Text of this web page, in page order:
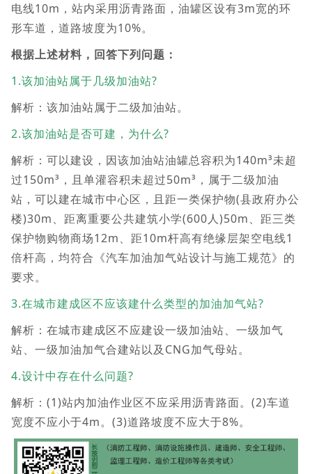
电线10m，站内采用沥青路面，油罐区设有3m宽的环
形车道，道路坡度为10%。
根据上述材料，回答下列问题：
1.该加油站属于几级加油站?
解析：该加油站属于二级加油站。
2.该加油站是否可建，为什么?
解析：可以建设，因该加油站油罐总容积为140m³未超
过150m³，且单灌容积未超过50m³，属于二级加油
站，可以建在城市中心区，且距一类保护物(县政府办公
楼)30m、距离重要公共建筑小学(600人)50m、距三类
保护物购物商场12m、距10m杆高有绝缘层架空电线1
倍杆高，均符合《汽车加油加气站设计与施工规范》的
要求。
3.在城市建成区不应该建什么类型的加油加气站?
解析：在城市建成区不应建设一级加油站、一级加气
站、一级加油加气合建站以及CNG加气母站。
4.设计中存在什么问题?
解析：(1)站内加油作业区不应采用沥青路面。(2)车道
宽度不应小于4m。(3)道路坡度不应大于8%。